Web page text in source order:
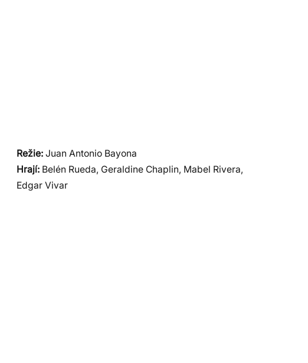
Režie: Juan Antonio Bayona
Hrají: Belén Rueda, Geraldine Chaplin, Mabel Rivera,
Edgar Vivar